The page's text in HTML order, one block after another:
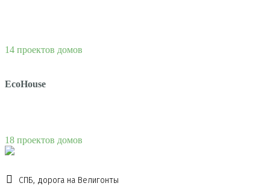
14 проектов домов
EcoHouse
18 проектов домов
СПБ, дорога на Велигонты